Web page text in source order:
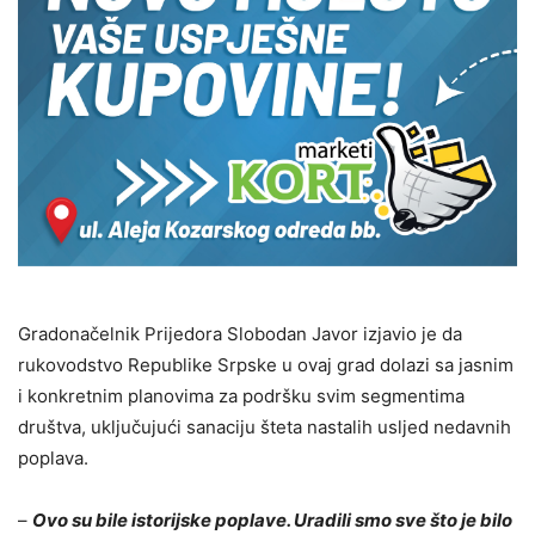
Gradonačelnik Prijedora Slobodan Јavor izjavio je da
rukovodstvo Republike Srpske u ovaj grad dolazi sa jasnim
i konkretnim planovima za podršku svim segmentima
društva, uključujući sanaciju šteta nastalih usljed nedavnih
poplava.
– Ovo su bile istorijske poplave. Uradili smo sve što je bilo